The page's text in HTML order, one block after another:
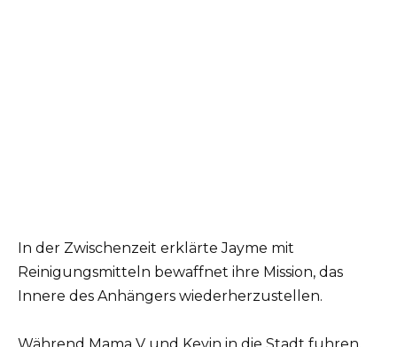
In der Zwischenzeit erklärte Jayme mit
Reinigungsmitteln bewaffnet ihre Mission, das
Innere des Anhängers wiederherzustellen.